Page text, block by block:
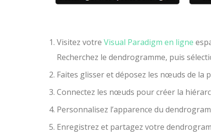
Visitez votre Visual Paradigm en ligne
Recherchez le dendrogramme, puis
Faites glisser et déposez les nœuds de la
Connectez les nœuds pour créer la
Personnalisez l’apparence du
Enregistrez et partagez votre